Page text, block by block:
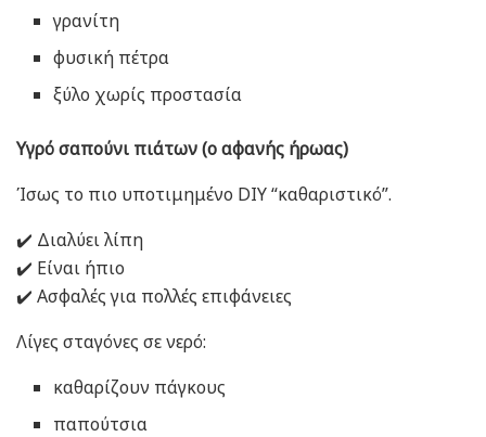
γρανίτη
φυσική πέτρα
ξύλο χωρίς προστασία
Υγρό σαπούνι πιάτων (ο αφανής ήρωας)
Ίσως το πιο υποτιμημένο DIY “καθαριστικό”.
✔️ Διαλύει λίπη
✔️ Είναι ήπιο
✔️ Ασφαλές για πολλές επιφάνειες
Λίγες σταγόνες σε νερό:
καθαρίζουν πάγκους
παπούτσια